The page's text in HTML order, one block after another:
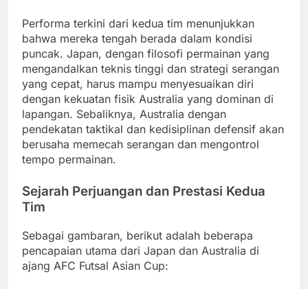
Performa terkini dari kedua tim menunjukkan
bahwa mereka tengah berada dalam kondisi
puncak. Japan, dengan filosofi permainan yang
mengandalkan teknis tinggi dan strategi serangan
yang cepat, harus mampu menyesuaikan diri
dengan kekuatan fisik Australia yang dominan di
lapangan. Sebaliknya, Australia dengan
pendekatan taktikal dan kedisiplinan defensif akan
berusaha memecah serangan dan mengontrol
tempo permainan.
Sejarah Perjuangan dan Prestasi Kedua
Tim
Sebagai gambaran, berikut adalah beberapa
pencapaian utama dari Japan dan Australia di
ajang AFC Futsal Asian Cup: